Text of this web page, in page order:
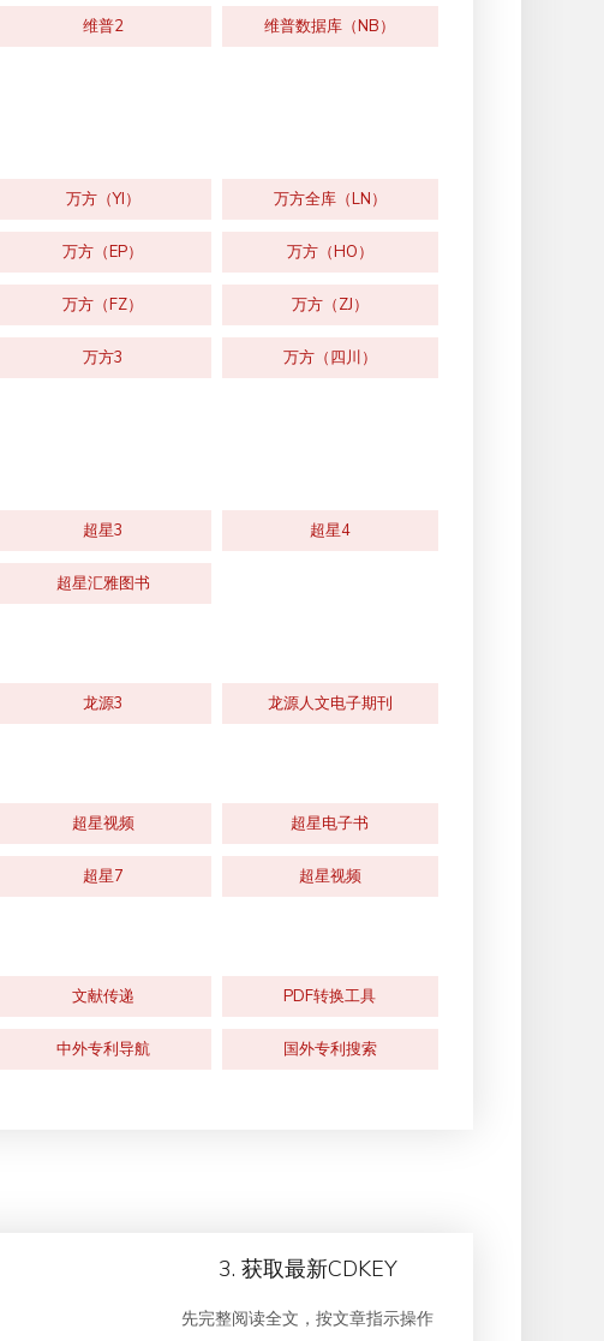
维普2 维普数据库（NB）
万方（YI） 万方全库（LN）
万方（EP） 万方（HO）
万方（FZ） 万方（ZJ）
万方3 万方（四川）
超星3 超星4
超星汇雅图书
龙源3 龙源人文电子期刊
超星视频 超星电子书
超星7 超星视频
文献传递 PDF转换工具
中外专利导航 国外专利搜索
3. 获取最新CDKEY
先完整阅读全文，按文章指示操作